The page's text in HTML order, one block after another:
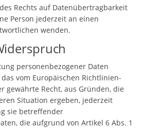
Rechts auf Datenübertragbarkeit
Person jederzeit an einen
wenden.
personenbezogener Daten
vom Europäischen Richtlinien-
gewährte Recht, aus Gründen, die
Situation ergeben, jederzeit
sie betreffender
die aufgrund von Artikel 6 Abs. 1